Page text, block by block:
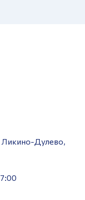
Ликино-Дулево,